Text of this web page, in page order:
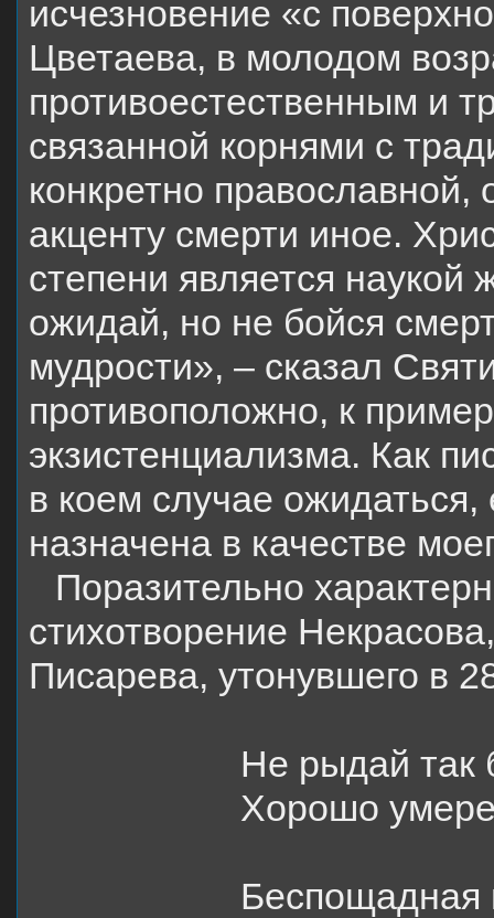
исчезновение «с
Цветаева, в молодом
противоестественным и
связанной корнями с
конкретно
акценту смерти иное.
степени является наукой
ожидай, но не бойся
мудрости», – сказал
противоположно, к
экзистенциализма. Как
в коем случае
назначена в качестве
Поразительно
стихотворение
Писарева, утонувшего в
Не рыдай так
Хорошо
Беспощадная